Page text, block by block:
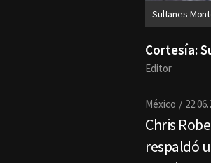
Sultanes
Cortesía:
Editor
México
Chris
respaldó